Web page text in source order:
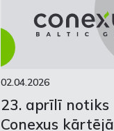
02.04.2026
23. aprīlī notiks
Conexus kārtējā